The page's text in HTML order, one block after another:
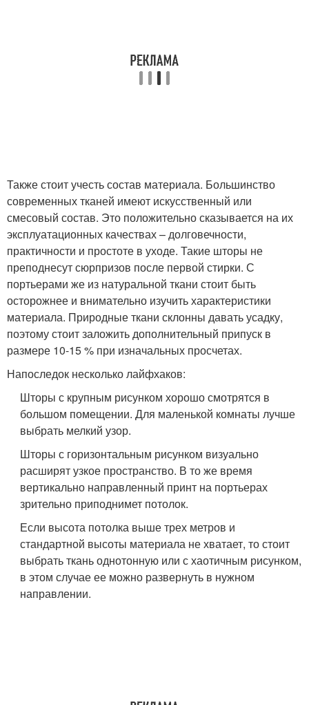
Также стоит учесть состав материала. Большинство
современных тканей имеют искусственный или
смесовый состав. Это положительно сказывается на их
эксплуатационных качествах – долговечности,
практичности и простоте в уходе. Такие шторы не
преподнесут сюрпризов после первой стирки. С
портьерами же из натуральной ткани стоит быть
осторожнее и внимательно изучить характеристики
материала. Природные ткани склонны давать усадку,
поэтому стоит заложить дополнительный припуск в
размере 10-15 % при изначальных просчетах.
Напоследок несколько лайфхаков:
Шторы с крупным рисунком хорошо смотрятся в
большом помещении. Для маленькой комнаты лучше
выбрать мелкий узор.
Шторы с горизонтальным рисунком визуально
расширят узкое пространство. В то же время
вертикально направленный принт на портьерах
зрительно приподнимет потолок.
Если высота потолка выше трех метров и
стандартной высоты материала не хватает, то стоит
выбрать ткань однотонную или с хаотичным рисунком,
в этом случае ее можно развернуть в нужном
направлении.